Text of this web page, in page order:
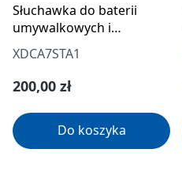
Słuchawka do baterii
umywalkowych i
bidetowych - bidetta
XDCA7STA1
Cena regularna:
200,00 zł
Do koszyka